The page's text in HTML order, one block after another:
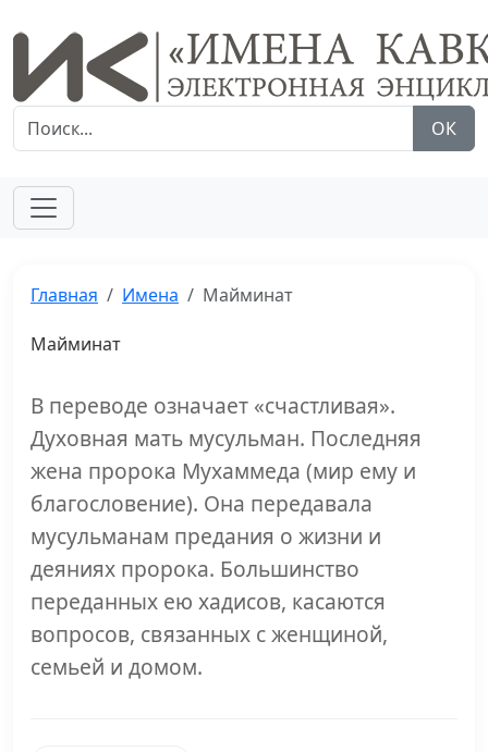
ОК
Главная Имена Майминат
Майминат
В переводе означает «счастливая».
Духовная мать мусульман. Последняя
жена пророка Мухаммеда (мир ему и
благословение). Она передавала
мусульманам предания о жизни и
деяниях пророка. Большинство
переданных ею хадисов, касаются
вопросов, связанных с женщиной,
семьей и домом.